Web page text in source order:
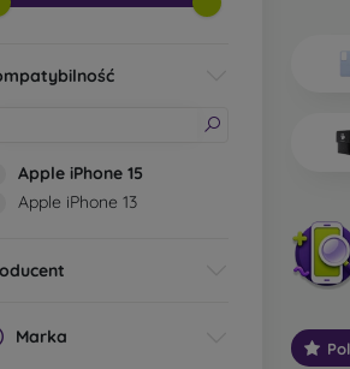
Apple iPhone 15
Apple iPhone 13
Marka